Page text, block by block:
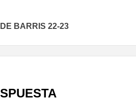
BARRIS 22-23